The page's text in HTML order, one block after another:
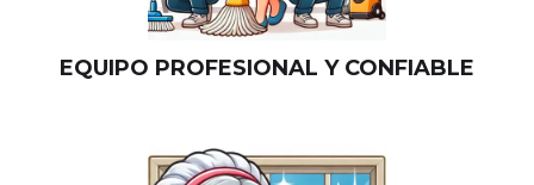
EQUIPO PROFESIONAL Y CONFIABLE